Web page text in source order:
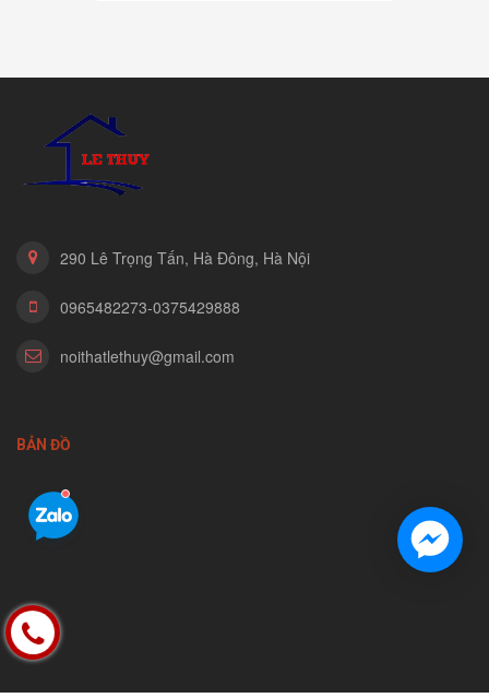
290 Lê Trọng Tấn, Hà Đông, Hà Nội
0965482273-0375429888
noithatlethuy@gmail.com
BẢN ĐỒ